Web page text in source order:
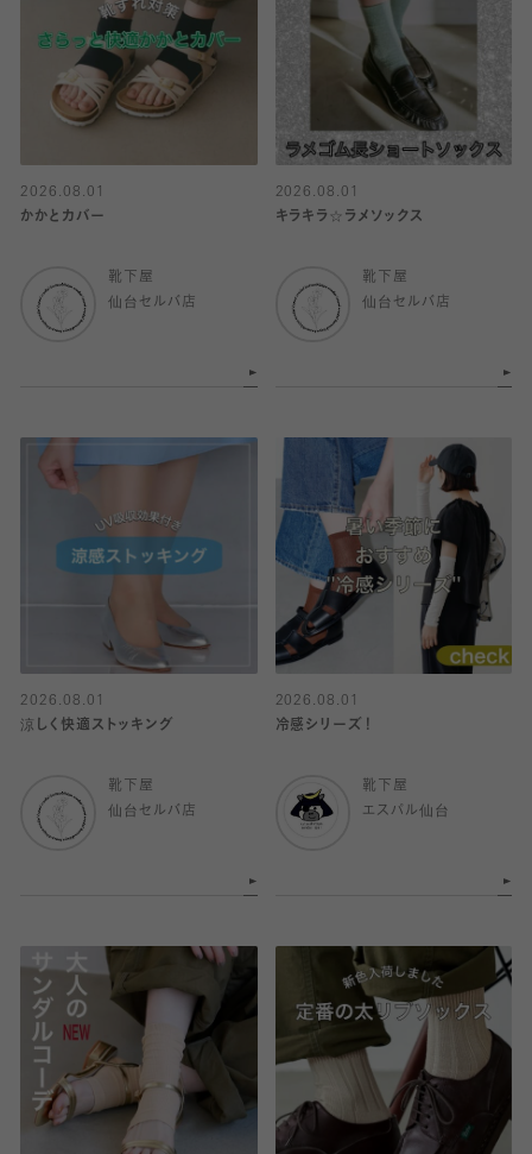
2026.08.01
かかとカバー
靴下屋
仙台セルバ店
2026.08.01
キラキラ☆ラメソックス
靴下屋
仙台セルバ店
2026.08.01
涼しく快適ストッキング
靴下屋
仙台セルバ店
2026.08.01
冷感シリーズ！
靴下屋
エスパル仙台